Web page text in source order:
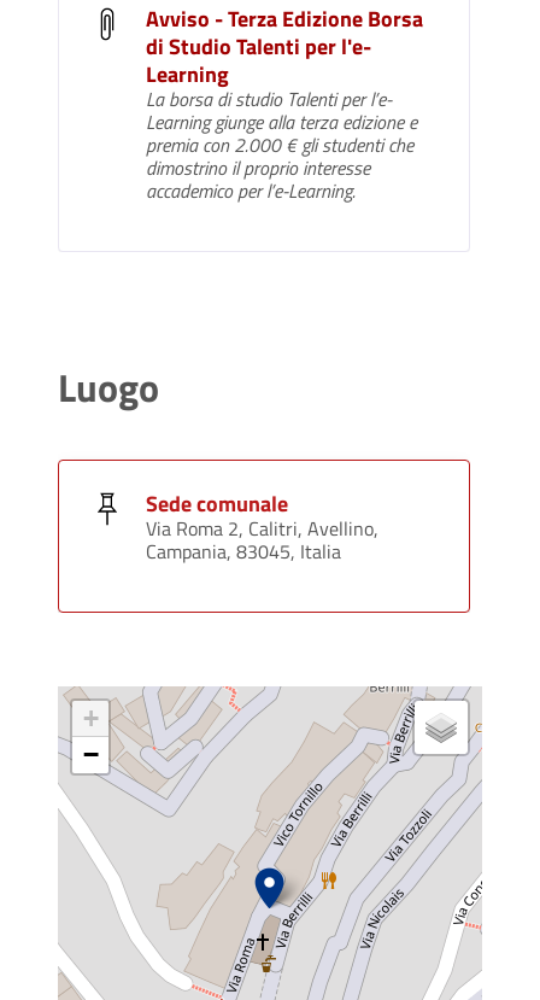
Avviso - Terza Edizione Borsa
di Studio Talenti per l'e-
Learning
La borsa di studio Talenti per l’e-
Learning giunge alla terza edizione e
premia con 2.000 € gli studenti che
dimostrino il proprio interesse
accademico per l’e-Learning.
Luogo
Sede comunale
Via Roma 2, Calitri, Avellino,
Campania, 83045, Italia
+
−